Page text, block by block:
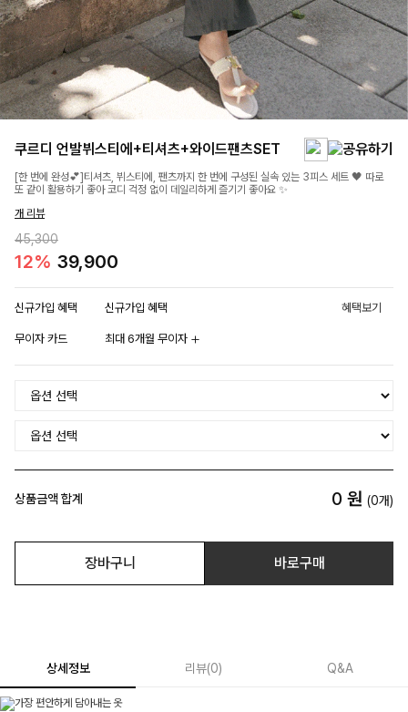
쿠르디 언발뷔스티에+티셔츠+와이드팬츠SET
[한 번에 완성💕]티셔츠, 뷔스티에, 팬츠까지 한 번에 구성된 실속 있는 3피스 세트 🖤 따로
또 같이 활용하기 좋아 코디 걱정 없이 데일리하게 즐기기 좋아요 ✨
개 리뷰
45,300
12% 39,900
신규가입 혜택 신규가입 혜택 혜택보기
무이자 카드 최대 6개월 무이자
상품금액 합계 0 원 (0개)
장바구니 바로구매
상세정보 리뷰(0) Q&A